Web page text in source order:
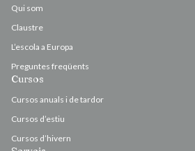
Qui som
Claustre
L’escola a Europa
Preguntes freqüents
Cursos
Cursos anuals i de tardor
Cursos d’estiu
Cursos d’hivern